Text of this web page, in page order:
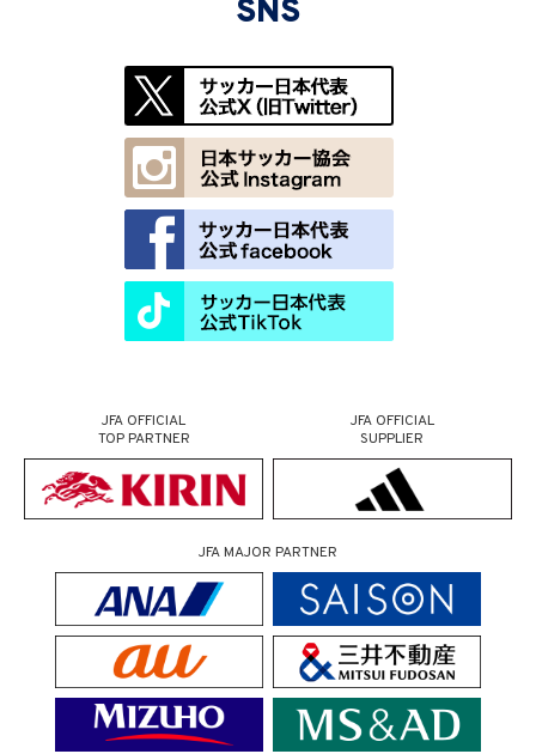
SNS
JFA OFFICIAL
TOP PARTNER
JFA OFFICIAL
SUPPLIER
JFA MAJOR PARTNER